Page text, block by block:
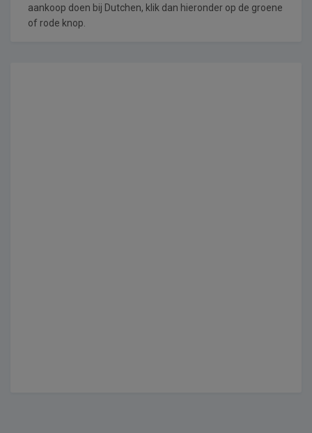
aankoop doen bij Dutchen, klik dan hieronder op de groene
of rode knop.